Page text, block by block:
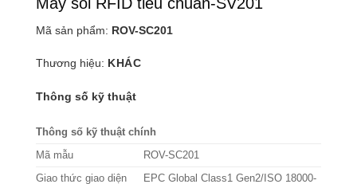
Mã sản phẩm: ROV-SC201
Thương hiệu: KHÁC
Thông số kỹ thuật
Thông số kỹ thuật chính
Mã mẫu
ROV-SC201
Giao thức giao diện
EPC Global Class1 Gen2/ISO 18000-